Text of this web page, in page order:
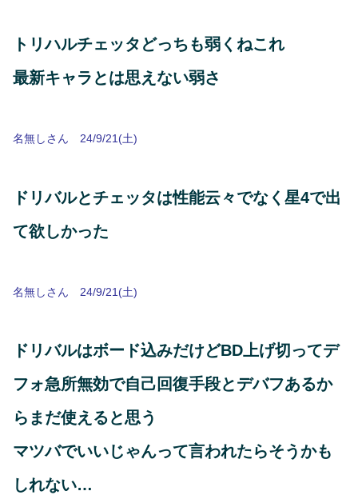
トリハルチェッタどっちも弱くねこれ
最新キャラとは思えない弱さ
名無しさん 24/9/21(土)
ドリバルとチェッタは性能云々でなく星4で出
て欲しかった
名無しさん 24/9/21(土)
ドリバルはボード込みだけどBD上げ切ってデ
フォ急所無効で自己回復手段とデバフあるか
らまだ使えると思う
マツバでいいじゃんって言われたらそうかも
しれない…